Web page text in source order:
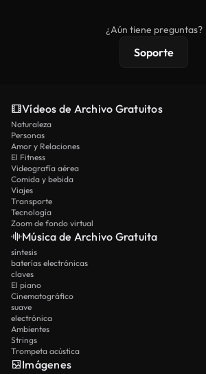
protecciones de licencia extendidas.
¿Aún tiene preguntas?
Soporte
Vídeos de Archivo Gratuitos
Naturaleza
Personas
Amor y Relaciones
El Fitness
Videografía aérea
Comida y bebida
Viajes
Transporte
Tecnología
Zoom de fondo virtual
Música de Archivo Gratuita
síntesis
baterías electrónicas
claves
El piano
Cinematográfico
suave
electrónica
Ambientes
Strings
Trompeta acústica
Imágenes